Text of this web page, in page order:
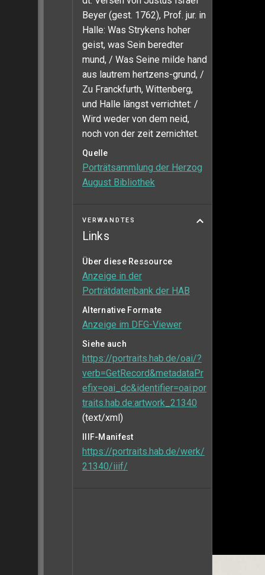
Beyer (gest. 1762), Prof. jur. in
Halle: Was Strykens hoher
geist, was Sein beredter
mund, / Was Seine milde hand
aus lautrem hertzens-grund, /
Zu Franckfurth, Wittenberg,
und Halle längst verrichtet: /
Wird weder von dem neid,
noch von der zeit zernichtet.
Quelle
Porträtsammlung der Herzog
August Bibliothek
VERWANDTES
Links
Über diese Ressource
Anzeige in der
Porträtdatenbank der HAB
Alternative Formate
Anzeige im DFG-Viewer
Siehe auch
https://portraits.hab.de/oai/?
verb=GetRecord&metadataPr
efix=oai_dc&identifier=oai:por
traits.hab.de:artwork_21340
(text/xml)
IIIF-Manifest
https://portraits.hab.de/werk/
21340/iiif/